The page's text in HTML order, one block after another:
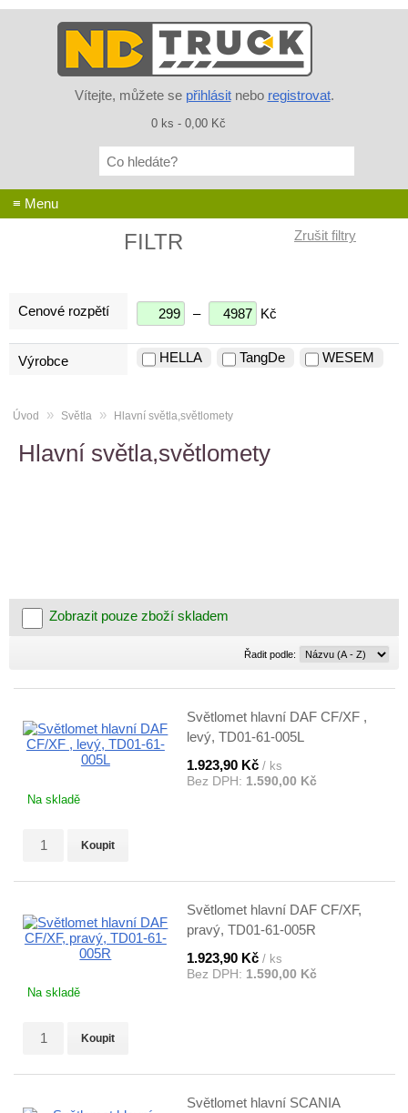
Vítejte, můžete se přihlásitnebo registrovat.
0 ks - 0,00 Kč
≡ Menu
FILTR
Cenové rozpětí – Kč
Výrobce HELLA TangDe WESEM
Úvod » Světla » Hlavní světla,světlomety
Hlavní světla,světlomety
Zobrazit pouze zboží skladem
Řadit podle: Řadit
podle:
Světlomet hlavní DAF CF/XF ,
levý, TD01-61-005L
1.923,90 Kč / ks
Bez DPH: 1.590,00 Kč
Na skladě
Koupit
Světlomet hlavní DAF CF/XF,
pravý, TD01-61-005R
1.923,90 Kč / ks
Bez DPH: 1.590,00 Kč
Na skladě
Koupit
Světlomet hlavní SCANIA